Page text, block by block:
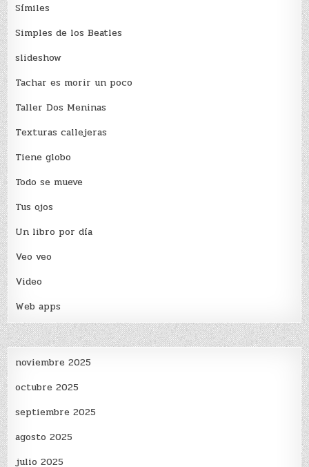
Sí­miles
Simples de los Beatles
slideshow
Tachar es morir un poco
Taller Dos Meninas
Texturas callejeras
Tiene globo
Todo se mueve
Tus ojos
Un libro por día
Veo veo
Video
Web apps
noviembre 2025
octubre 2025
septiembre 2025
agosto 2025
julio 2025